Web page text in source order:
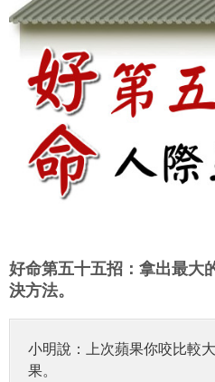
好命第五十五招：拿出最大
決方法。
小明說：上次蘋果你咬比較
果。